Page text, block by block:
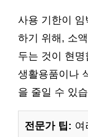
사용 기한이
하기 위해, 소
두는 것이 현
생활용품이나
을 줄일 수 있
전문가 팁: 여